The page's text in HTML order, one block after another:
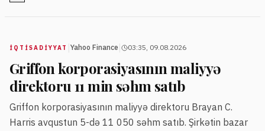
İQTISADIYYAT Yahoo Finance 03:35, 09.08.2026
Griffon korporasiyasının maliyyə
direktoru 11 min səhm satıb
Griffon korporasiyasının maliyyə direktoru Brayan C.
Harris avqustun 5-də 11 050 səhm satıb. Şirkətin bazar